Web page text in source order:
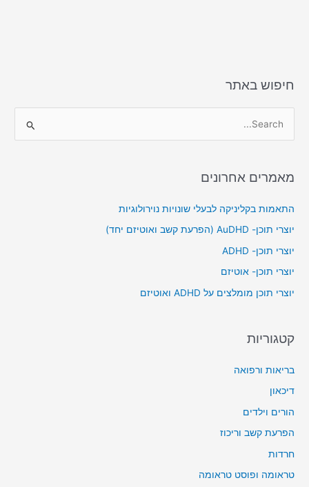
k
חיפוש באתר
r
o
r
:
מאמרים אחרונים
התאמות בקליניקה לבעלי שונויות נוירולוגיות
יוצרי תוכן- AuDHD (הפרעת קשב ואוטיזם יחד)
יוצרי תוכן- ADHD
יוצרי תוכן- אוטיזם
יוצרי תוכן מומלצים על ADHD ואוטיזם
קטגוריות
בריאות ורפואה
דיכאון
הורים וילדים
הפרעת קשב וריכוז
חרדות
טראומה ופוסט טראומה